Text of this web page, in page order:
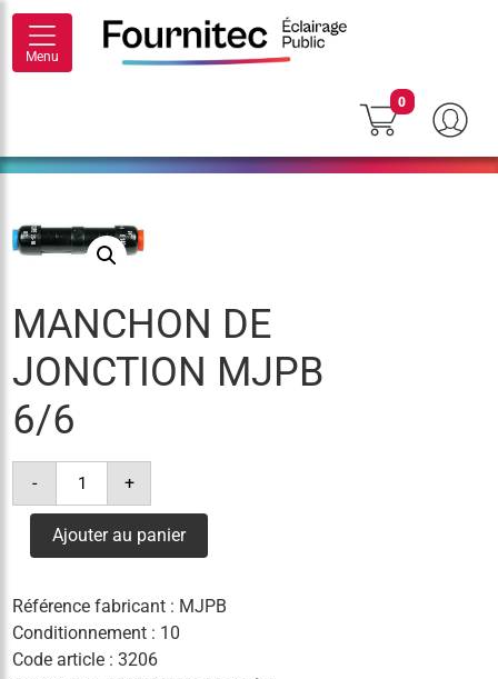
Menu
0
MANCHON DE
JONCTION MJPB
6/6
-
quantité
manchon
jonction
mjpb
+
Ajouter au panier
Référence fabricant : MJPB
Conditionnement : 10
Code article :3206